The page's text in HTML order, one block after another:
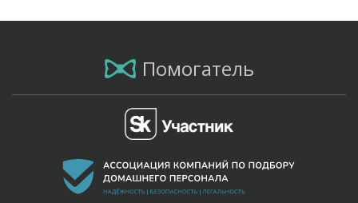
Помогатель